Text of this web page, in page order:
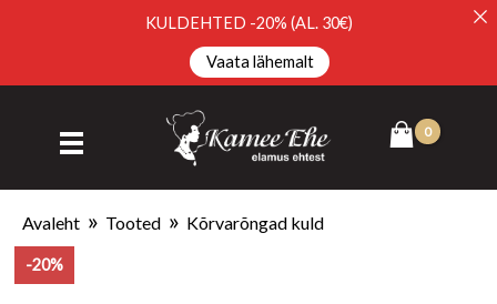
KULDEHTED -20% (AL. 30€)
Vaata lähemalt
Avaleht Tooted Kõrvarõngad kuld
-20%